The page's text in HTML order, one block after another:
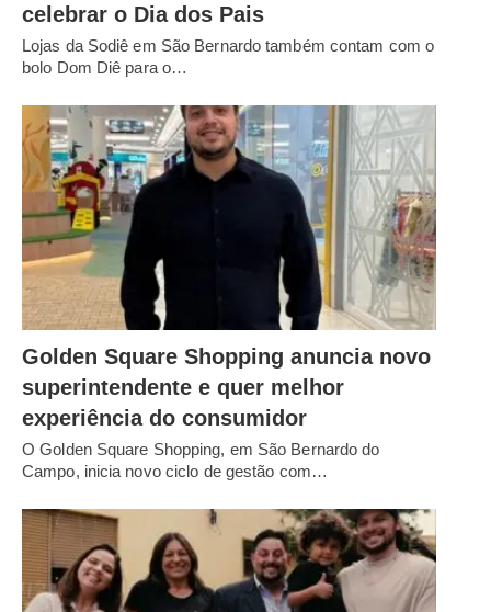
celebrar o Dia dos Pais
Lojas da Sodiê em São Bernardo também contam com o
bolo Dom Diê para o…
Golden Square Shopping anuncia novo
superintendente e quer melhor
experiência do consumidor
O Golden Square Shopping, em São Bernardo do
Campo, inicia novo ciclo de gestão com…